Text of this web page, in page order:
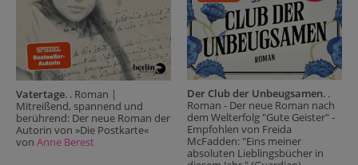
Vatertage. . Roman |
Mitreißend, spannend und
berührend: Der neue Roman der
Autorin von »Die Postkarte«
von Anne Berest
Der Club der Unbeugsamen. .
Roman - Der neue Roman nach
dem Welterfolg "Gute Geister" -
Empfohlen von Freida
McFadden: "Eins meiner
absoluten Lieblingsbücher in